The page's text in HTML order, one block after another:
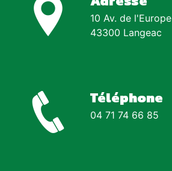
10 Av. de l'Europe
43300 Langeac
Téléphone
04 71 74 66 85